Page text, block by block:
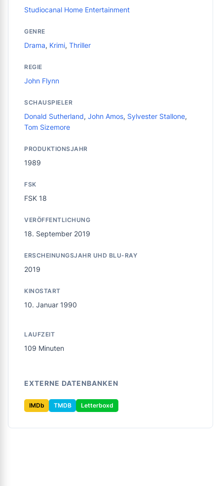
Studiocanal Home Entertainment
GENRE
Drama, Krimi, Thriller
REGIE
John Flynn
SCHAUSPIELER
Donald Sutherland, John Amos, Sylvester Stallone,
Tom Sizemore
PRODUKTIONSJAHR
1989
FSK
FSK 18
VERÖFFENTLICHUNG
18. September 2019
ERSCHEINUNGSJAHR UHD BLU-RAY
2019
KINOSTART
10. Januar 1990
LAUFZEIT
109 Minuten
EXTERNE DATENBANKEN
IMDb TMDB Letterboxd